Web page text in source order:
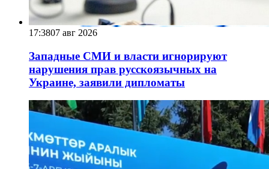
17:3807 авг 2026
Западные СМИ и власти игнорируют
нарушения прав русскоязычных на
Украине, заявили дипломаты